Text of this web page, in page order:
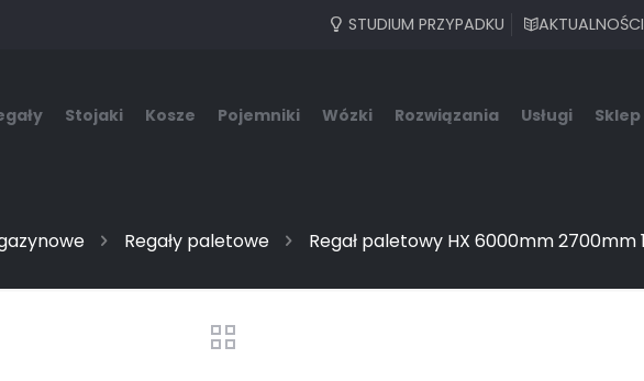
STUDIUM PRZYPADKU AKTUALNOŚCI
Stojaki Kosze Pojemniki Wózki Rozwiązania Usługi Sklep
Regały paletowe Regał paletowy HX 6000mm 2700mm